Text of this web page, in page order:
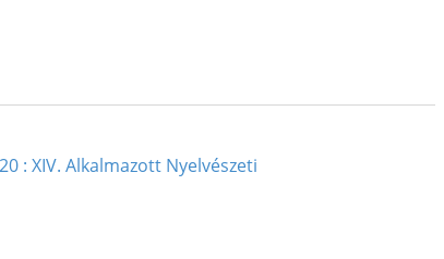
: XIV. Alkalmazott Nyelvészeti